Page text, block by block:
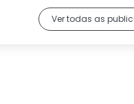
Ver todas as